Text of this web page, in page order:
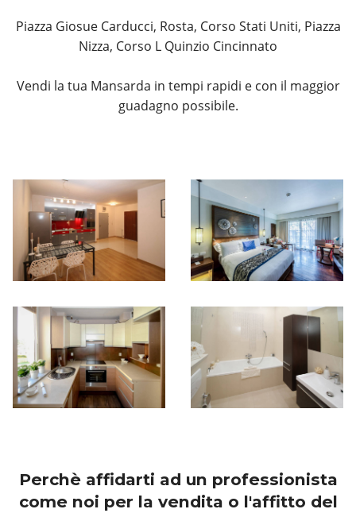
Piazza Giosue Carducci, Rosta, Corso Stati Uniti, Piazza
Nizza, Corso L Quinzio Cincinnato
Vendi la tua Mansarda in tempi rapidi e con il maggior
guadagno possibile.
Perchè affidarti ad un professionista
come noi per la vendita o l'affitto del